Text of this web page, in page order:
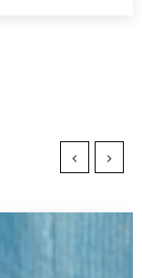
PreviousNext